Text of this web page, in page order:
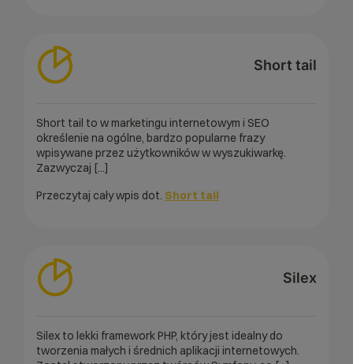
Short tail
Short tail to w marketingu internetowym i SEO
określenie na ogólne, bardzo popularne frazy
wpisywane przez użytkowników w wyszukiwarkę.
Zazwyczaj [...]
Przeczytaj cały wpis dot. Short tail
Silex
Silex to lekki framework PHP, który jest idealny do
tworzenia małych i średnich aplikacji internetowych.